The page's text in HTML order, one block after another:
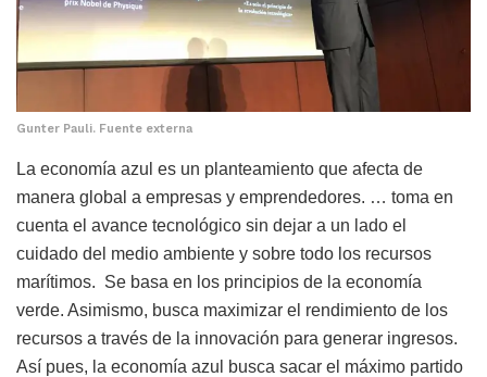
Gunter Pauli. Fuente externa
La economía azul es un planteamiento que afecta de
manera global a empresas y emprendedores. … toma en
cuenta el avance tecnológico sin dejar a un lado el
cuidado del medio ambiente y sobre todo los recursos
marítimos. Se basa en los principios de la economía
verde. Asimismo, busca maximizar el rendimiento de los
recursos a través de la innovación para generar ingresos.
Así pues, la economía azul busca sacar el máximo partido